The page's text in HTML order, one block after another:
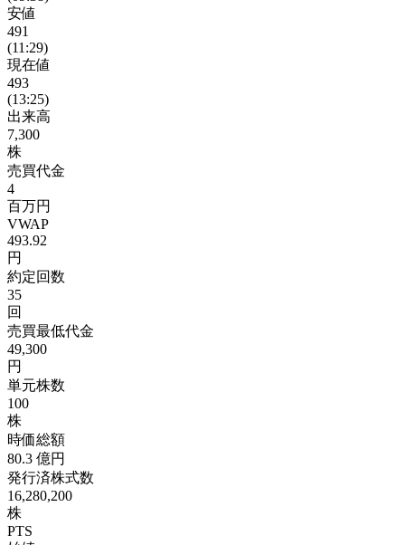
安値
491
(11:29)
現在値
493
(13:25)
出来高
7,300
株
売買代金
4
百万円
VWAP
493.92
円
約定回数
35
回
売買最低代金
49,300
円
単元株数
100
株
時価総額
80.3 億円
発行済株式数
16,280,200
株
PTS